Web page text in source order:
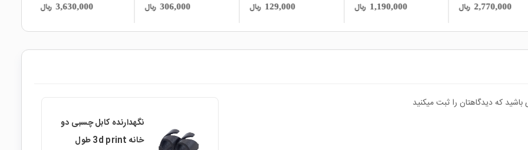
2,770,000 ریال 1,190,000 ریال 129,000 ریال 306,000 ریال 3,630,000 ریال
باشید که دیدگاهتان را ثبت میکنید
نگهدارنده کابل چسبی دو
خانه 3d print طول